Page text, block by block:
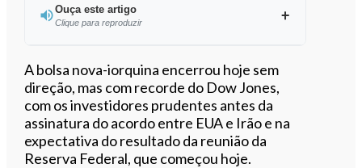
Ouça este artigo
Clique para reproduzir
Ouvir este artigo
A bolsa nova-iorquina encerrou hoje sem
direção, mas com recorde do Dow Jones,
com os investidores prudentes antes da
assinatura do acordo entre EUA e Irão e na
expectativa do resultado da reunião da
Reserva Federal, que começou hoje.